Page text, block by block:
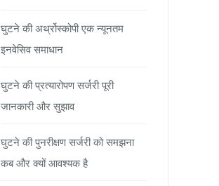
घुटने की अर्थ्रोस्कोपी एक न्यूनतम
इनवेसिव समाधान
घुटने की प्रत्यारोपण सर्जरी पूरी
जानकारी और सुझाव
घुटने की पुनरीक्षण सर्जरी को समझना
कब और क्यों आवश्यक है